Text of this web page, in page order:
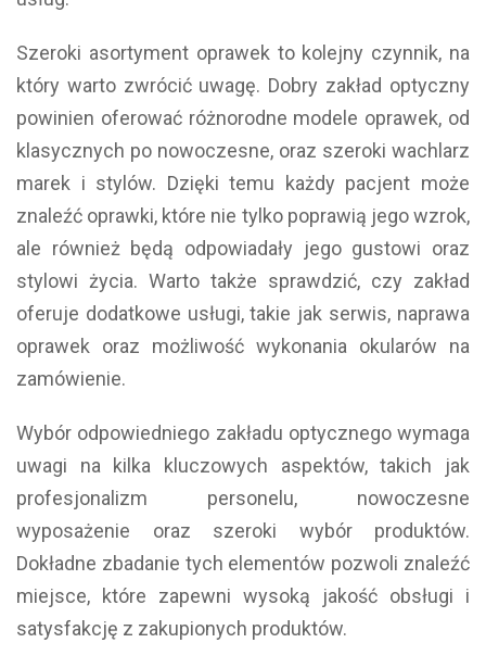
Szeroki asortyment oprawek to kolejny czynnik, na
który warto zwrócić uwagę. Dobry zakład optyczny
powinien oferować różnorodne modele oprawek, od
klasycznych po nowoczesne, oraz szeroki wachlarz
marek i stylów. Dzięki temu każdy pacjent może
znaleźć oprawki, które nie tylko poprawią jego wzrok,
ale również będą odpowiadały jego gustowi oraz
stylowi życia. Warto także sprawdzić, czy zakład
oferuje dodatkowe usługi, takie jak serwis, naprawa
oprawek oraz możliwość wykonania okularów na
zamówienie.
Wybór odpowiedniego zakładu optycznego wymaga
uwagi na kilka kluczowych aspektów, takich jak
profesjonalizm personelu, nowoczesne
wyposażenie oraz szeroki wybór produktów.
Dokładne zbadanie tych elementów pozwoli znaleźć
miejsce, które zapewni wysoką jakość obsługi i
satysfakcję z zakupionych produktów.